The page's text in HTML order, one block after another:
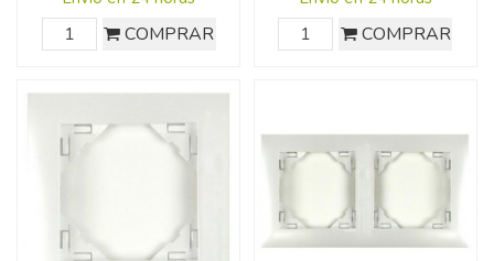
COMPRAR COMPRAR